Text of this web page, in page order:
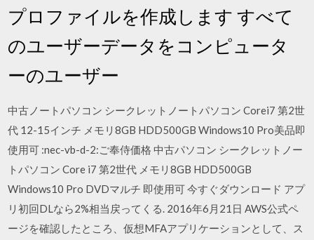
プロファイルを作成します すべて
のユーザーデータをコンピュータ
ーのユーザー
中古ノートパソコン シークレットノートパソコン Corei7 第2世
代 12-15インチ メモリ8GB HDD500GB Windows10 Pro美品即
使用可 :nec-vb-d-2:ご奉侍価格 中古パソコン シークレットノー
トパソコン Core i7 第2世代 メモリ8GB HDD500GB
Windows10 Pro DVDマルチ 即使用可 今すぐダウンロード アプ
リ初回DLなら2%相当戻ってくる. 2016年6月21日 AWS公式ペ
ージを確認したところ、仮想MFAアプリケーションとして、ス